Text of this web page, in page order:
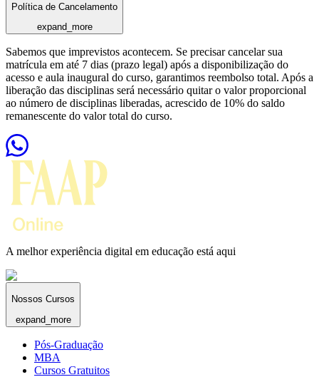
Política de Cancelamento
expand_more
Sabemos que imprevistos acontecem. Se precisar cancelar sua
matrícula em até 7 dias (prazo legal) após a disponibilização do
acesso e aula inaugural do curso, garantimos reembolso total. Após a
liberação das disciplinas será necessário quitar o valor proporcional
ao número de disciplinas liberadas, acrescido de 10% do saldo
remanescente do valor total do curso.
A melhor experiência digital em educação está aqui
Nossos Cursos
expand_more
Pós-Graduação
MBA
Cursos Gratuitos